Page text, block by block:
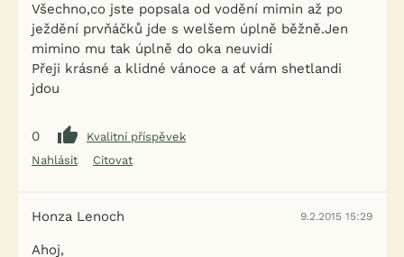
Všechno,co jste popsala od vodění mimin až po
ježdění prvňáčků jde s welšem úplně běžně.Jen
mimino mu tak úplně do oka neuvidí
Přeji krásné a klidné vánoce a ať vám shetlandi
jdou
0
Kvalitní příspěvek
Nahlásit
Citovat
Honza Lenoch 9.2.2015 15:29
Ahoj,